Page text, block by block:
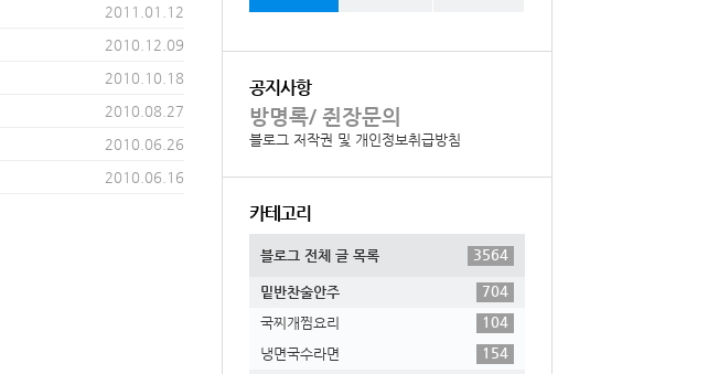
2011.01.12
2010.12.09
2010.10.18
2010.08.27
2010.06.26
2010.06.16
공지사항
방명록/ 쥔장문의
블로그 저작권 및 개인정보취급방침
카테고리
블로그 전체 글 목록 3564
밑반찬술안주
704
국찌개찜요리
104
냉면국수라면
154